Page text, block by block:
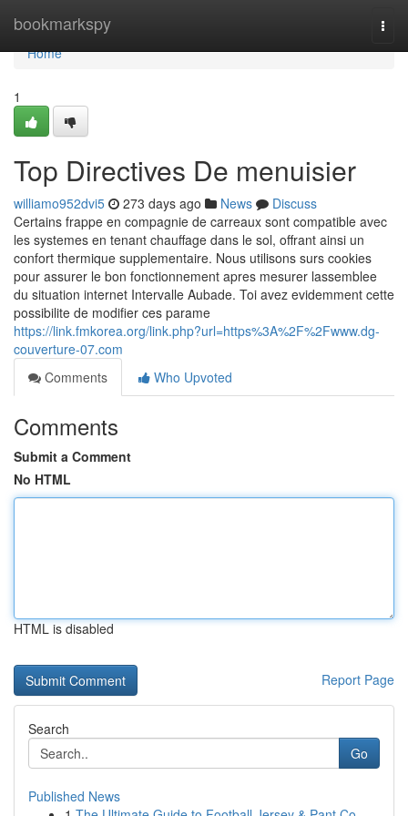
bookmarkspy
Home
Home
1
Top Directives De menuisier
williamo952dvi5 273 days ago News
Discuss
Certains frappe en compagnie de carreaux sont compatible avec
les systemes en tenant chauffage dans le sol, offrant ainsi un
confort thermique supplementaire. Nous utilisons surs cookies
pour assurer le bon fonctionnement apres mesurer lassemblee
du situation internet Intervalle Aubade. Toi avez evidemment cette
possibilite de modifier ces parame
https://link.fmkorea.org/link.php?url=https%3A%2F%2Fwww.dg-
couverture-07.com
Comments
Who Upvoted
Comments
Submit a Comment
No HTML
HTML is disabled
Report Page
Search
Go
Published News